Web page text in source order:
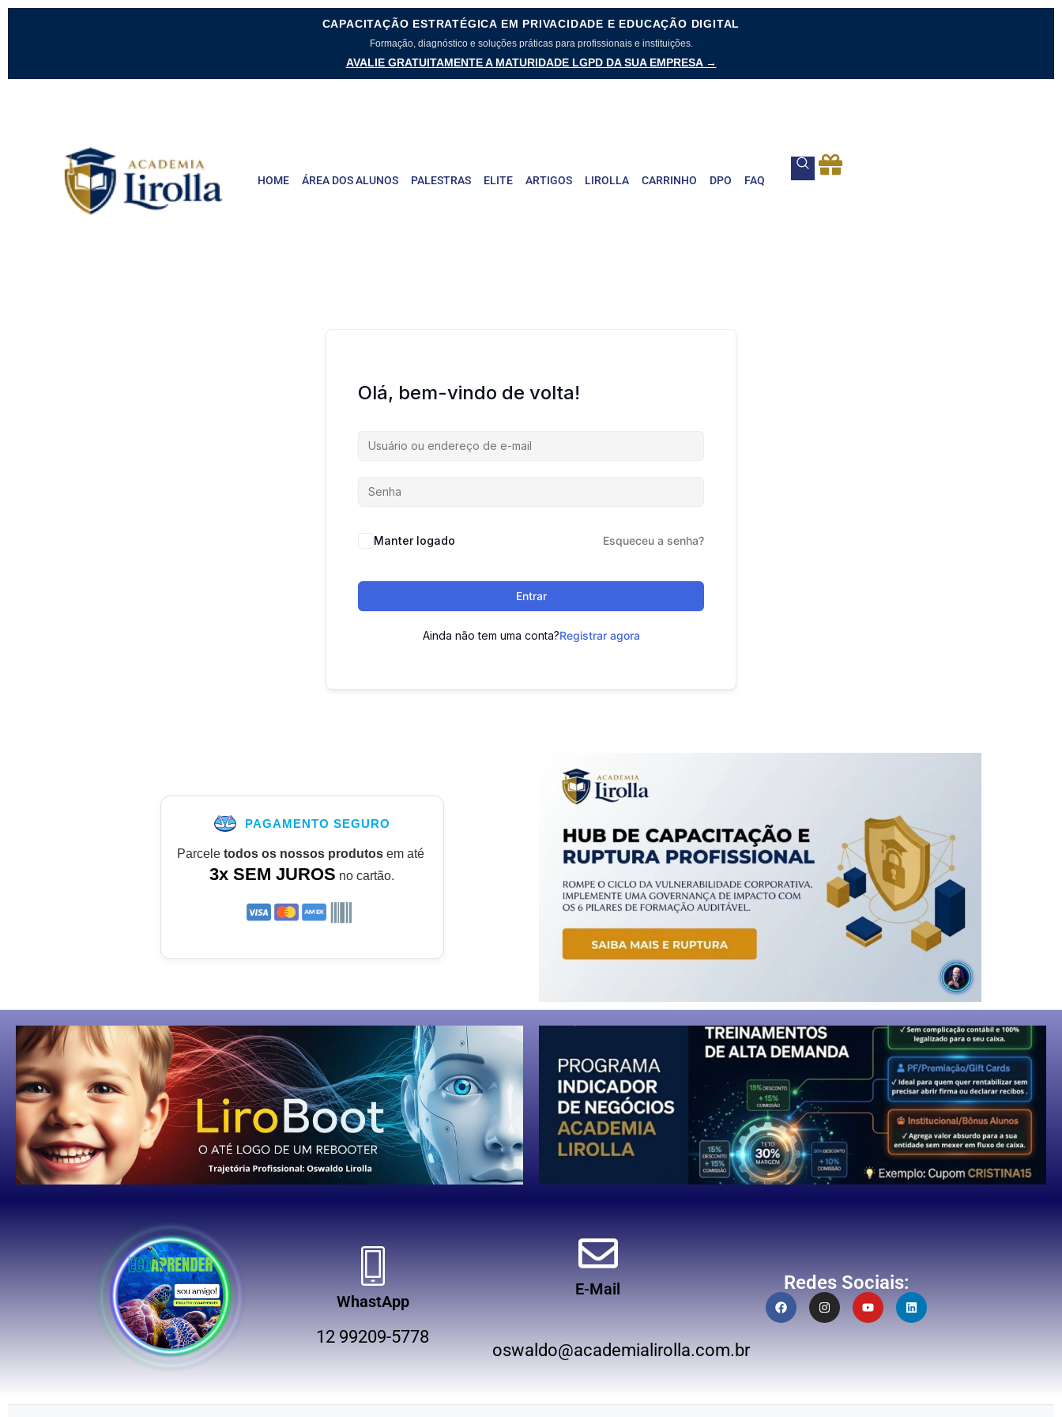
CAPACITAÇÃO ESTRATÉGICA EM PRIVACIDADE E EDUCAÇÃO DIGITAL
Formação, diagnóstico e soluções práticas para profissionais e instituições.
AVALIE GRATUITAMENTE A MATURIDADE LGPD DA SUA EMPRESA →
HOME ÁREA DOS ALUNOS PALESTRAS ELITE ARTIGOS LIROLLA CARRINHO DPO FAQ
Olá, bem-vindo de volta!
Manter logado Esqueceu a senha?
Entrar
Ainda não tem uma conta?Registrar agora
PAGAMENTO SEGURO
Parcele todos os nossos produtosem até
3x SEM JUROS no cartão.
WhastApp
12 99209-5778
E-Mail
oswaldo@academialirolla.com.br
Redes Sociais: